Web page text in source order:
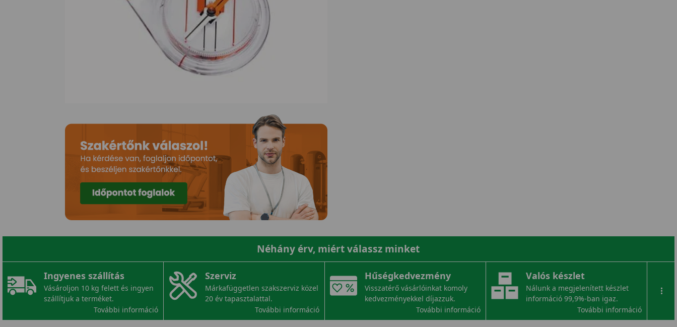
Néhány érv, miért válassz minket
Ingyenes szállítás
Vásároljon 10 kg felett és ingyen
szállítjuk a terméket.
További információ
Szerviz
Márkafüggetlen szakszerviz közel
20 év tapasztalattal.
További információ
Hűségkedvezmény
Visszatérő vásárlóinkat komoly
kedvezményekkel díjazzuk.
További információ
Valós készlet
Nálunk a megjelenített készlet
információ 99,9%-ban igaz.
További információ
...